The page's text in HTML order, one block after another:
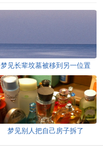
梦见长辈坟墓被移到另一位置
梦见别人把自己房子拆了